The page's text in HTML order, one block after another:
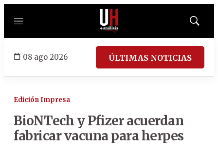
Menú
Mostrar
08 ago 2026 ÚLTIMAS NOTICIAS
Edición Impresa
BioNTech y Pfizer acuerdan
fabricar vacuna para herpes